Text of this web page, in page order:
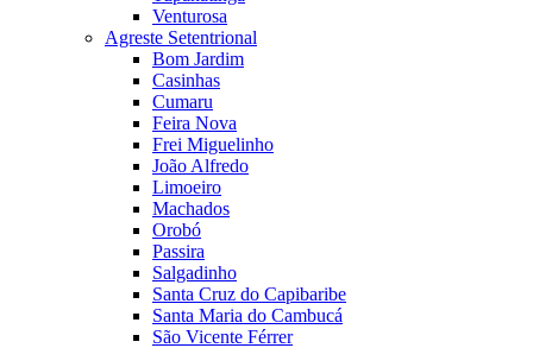
Venturosa
Agreste Setentrional
Bom Jardim
Casinhas
Cumaru
Feira Nova
Frei Miguelinho
João Alfredo
Limoeiro
Machados
Orobó
Passira
Salgadinho
Santa Cruz do Capibaribe
Santa Maria do Cambucá
São Vicente Férrer